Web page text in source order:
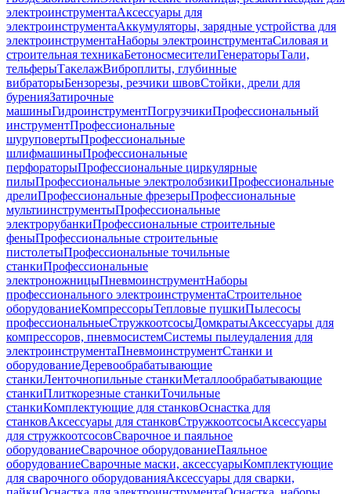
электроинструментаАксессуары для
электроинструментаАккумуляторы, зарядные устройства для
электроинструментаНаборы электроинструментаСиловая и
строительная техникаБетоносмесителиГенераторыТали,
тельферыТакелажВиброплиты, глубинные
вибраторыБензорезы, резчики швовСтойки, дрели для
буренияЗатирочные
машиныГидроинструментПогрузчикиПрофессиональный
инструментПрофессиональные
шуруповертыПрофессиональные
шлифмашиныПрофессиональные
перфораторыПрофессиональные циркулярные
пилыПрофессиональные электролобзикиПрофессиональные
дрелиПрофессиональные фрезерыПрофессиональные
мультиинструментыПрофессиональные
электрорубанкиПрофессиональные строительные
феныПрофессиональные строительные
пистолетыПрофессиональные точильные
станкиПрофессиональные
электроножницыПневмоинструментНаборы
профессионального электроинструментаСтроительное
оборудованиеКомпрессорыТепловые пушкиПылесосы
профессиональныеСтружкоотсосыДомкратыАксессуары для
компрессоров, пневмосистемСистемы пылеудаления для
электроинструментаПневмоинструментСтанки и
оборудованиеДеревообрабатывающие
станкиЛенточнопильные станкиМеталлообрабатывающие
станкиПлиткорезные станкиТочильные
станкиКомплектующие для станковОснастка для
станковАксессуары для станковСтружкоотсосыАксессуары
для стружкоотсосовСварочное и паяльное
оборудованиеСварочное оборудованиеПаяльное
оборудованиеСварочные маски, аксессуарыКомплектующие
для сварочного оборудованияАксессуары для сварки,